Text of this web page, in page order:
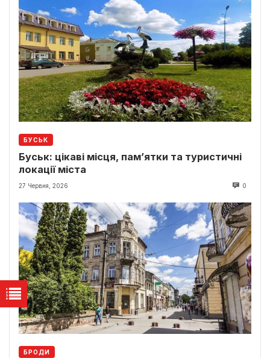
БУСЬК
Буськ: цікаві місця, пам’ятки та туристичні
локації міста
27 Червня, 2026 0
БРОДИ